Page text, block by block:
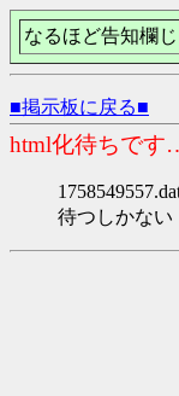
なるほど告知欄
■掲示板に戻る■
html化待ちです
待つしかない